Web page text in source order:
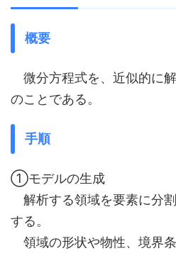
概要
微分方程式を、近似的に
のことである。
手順
①モデルの生成
解析する領域を要素に分
する。
領域の形状や物性、境界条